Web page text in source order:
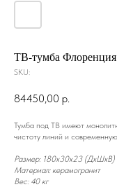
ТВ-тумба Флоренция
SKU:
84450,00 р.
Тумба под ТВ имеют
чистоту линий и
Размер: 180x30x23 (ДxШxВ)
Материал: керамогранит
Вес: 40 кг